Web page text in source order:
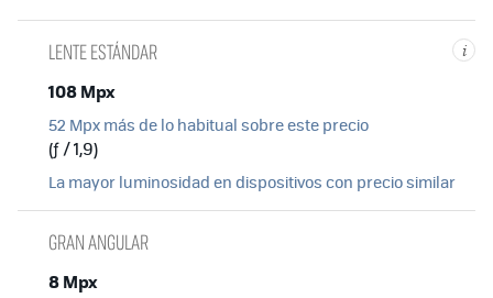
i
LENTE ESTÁNDAR
108 Mpx
52 Mpx más de lo habitual sobre este precio
(ƒ / 1,9)
La mayor luminosidad en dispositivos con precio similar
GRAN ANGULAR
8 Mpx